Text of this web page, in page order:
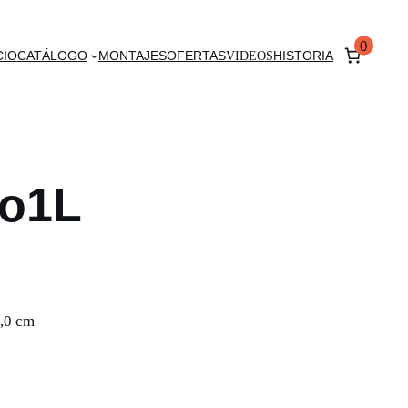
CATÁLOGO MONTAJESOFERTASVIDEOSHISTORIA
0
cm